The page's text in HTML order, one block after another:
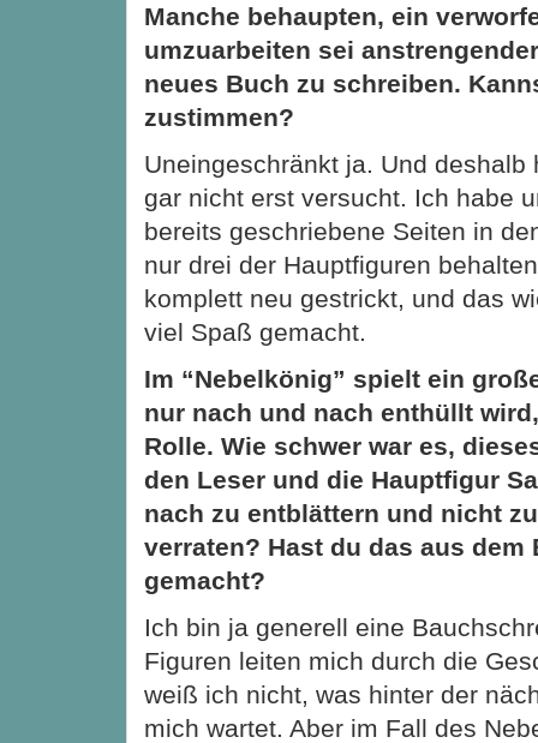
Manche behaupten, ein
umzuarbeiten sei
neues Buch zu schreiben.
zustimmen?
Uneingeschränkt ja. Und deshalb
gar nicht erst versucht. Ich habe
bereits geschriebene Seiten in
nur drei der Hauptfiguren
komplett neu gestrickt, und das
viel Spaß gemacht.
Im “Nebelkönig” spielt ein
nur nach und nach enthüllt
Rolle. Wie schwer war es,
den Leser und die Hauptfigur
nach zu entblättern und nicht
verraten? Hast du das aus dem
gemacht?
Ich bin ja generell eine
Figuren leiten mich durch die
weiß ich nicht, was hinter der
mich wartet. Aber im Fall des